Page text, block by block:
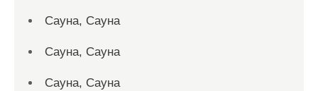
Сауна, Сауна
Сауна, Сауна
Сауна, Сауна